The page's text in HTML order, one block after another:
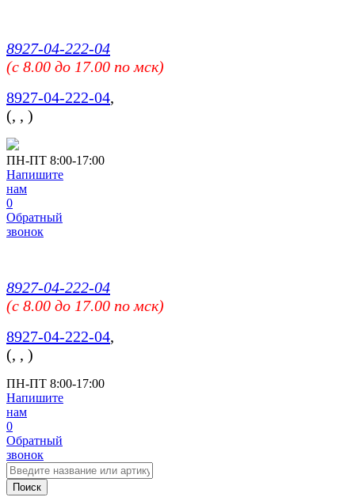
8927-04-222-04
(c 8.00 до 17.00 по мск)
8927-04-222-04,
(, , )
ПН-ПТ 8:00-17:00
Напишите
нам
0
Обратный
звонок
8927-04-222-04
(c 8.00 до 17.00 по мск)
8927-04-222-04,
(, , )
ПН-ПТ 8:00-17:00
Напишите
нам
0
Обратный
звонок
Поиск